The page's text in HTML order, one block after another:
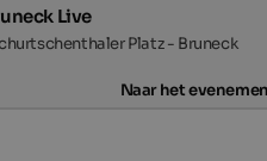
Live
Platz - Bruneck
Naar het